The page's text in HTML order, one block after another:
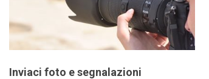
Inviaci foto e segnalazioni